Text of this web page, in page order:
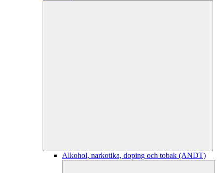
Alkohol, narkotika, doping och tobak (ANDT)